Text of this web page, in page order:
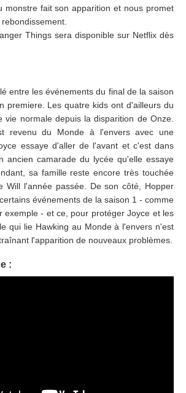
monstre fait son apparition et nous promet
Things sera disponible sur Netflix dès
entre les événements du final de la saison
premiere. Les quatre kids ont d'ailleurs du
vie normale depuis la disparition de Onze.
revenu du Monde à l'envers avec une
essaye d'aller de l'avant et c'est dans
ancien camarade du lycée qu'elle essaye
sa famille reste encore très touchée
Will l'année passée. De son côté, Hopper
événements de la saison 1 - comme
exemple - et ce, pour protéger Joyce et les
qui lie Hawking au Monde à l'envers n'est
l'apparition de nouveaux problèmes.
: